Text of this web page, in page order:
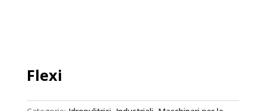
Flexi